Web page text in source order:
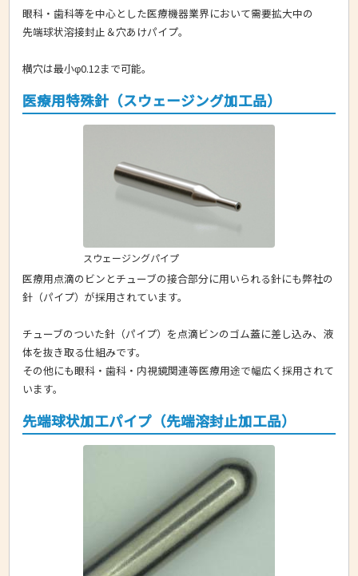
眼科・歯科等を中心とした医療機器業界において需要拡大中の
先端球状溶接封止＆穴あけパイプ。
横穴は最小φ0.12まで可能。
医療用特殊針（スウェージング加工品）
スウェージングパイプ
医療用点滴のビンとチューブの接合部分に用いられる針にも弊社の
針（パイプ）が採用されています。
チューブのついた針（パイプ）を点滴ビンのゴム蓋に差し込み、液
体を抜き取る仕組みです。
その他にも眼科・歯科・内視鏡関連等医療用途で幅広く採用されて
います。
先端球状加工パイプ（先端溶封止加工品）